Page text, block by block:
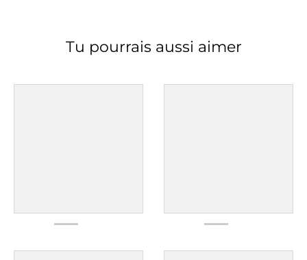
Tu pourrais aussi aimer